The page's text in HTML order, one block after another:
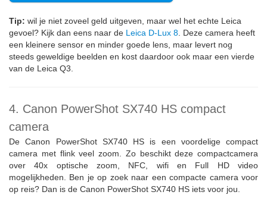
Tip: wil je niet zoveel geld uitgeven, maar wel het echte Leica
gevoel? Kijk dan eens naar de Leica D-Lux 8 . Deze camera heeft
een kleinere sensor en minder goede lens, maar levert nog
steeds geweldige beelden en kost daardoor ook maar een vierde
van de Leica Q3.
4. Canon PowerShot SX740 HS compact
camera
De Canon PowerShot SX740 HS is een voordelige compact
camera met flink veel zoom. Zo beschikt deze compactcamera
over 40x optische zoom, NFC, wifi en Full HD video
mogelijkheden. Ben je op zoek naar een compacte camera voor
op reis? Dan is de Canon PowerShot SX740 HS iets voor jou.